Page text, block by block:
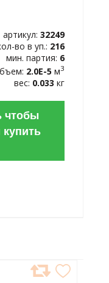
артикул: 32249
во в уп.: 216
мин. партия: 6
2.0E-5 м3
вес: 0.033 кг
чтобы